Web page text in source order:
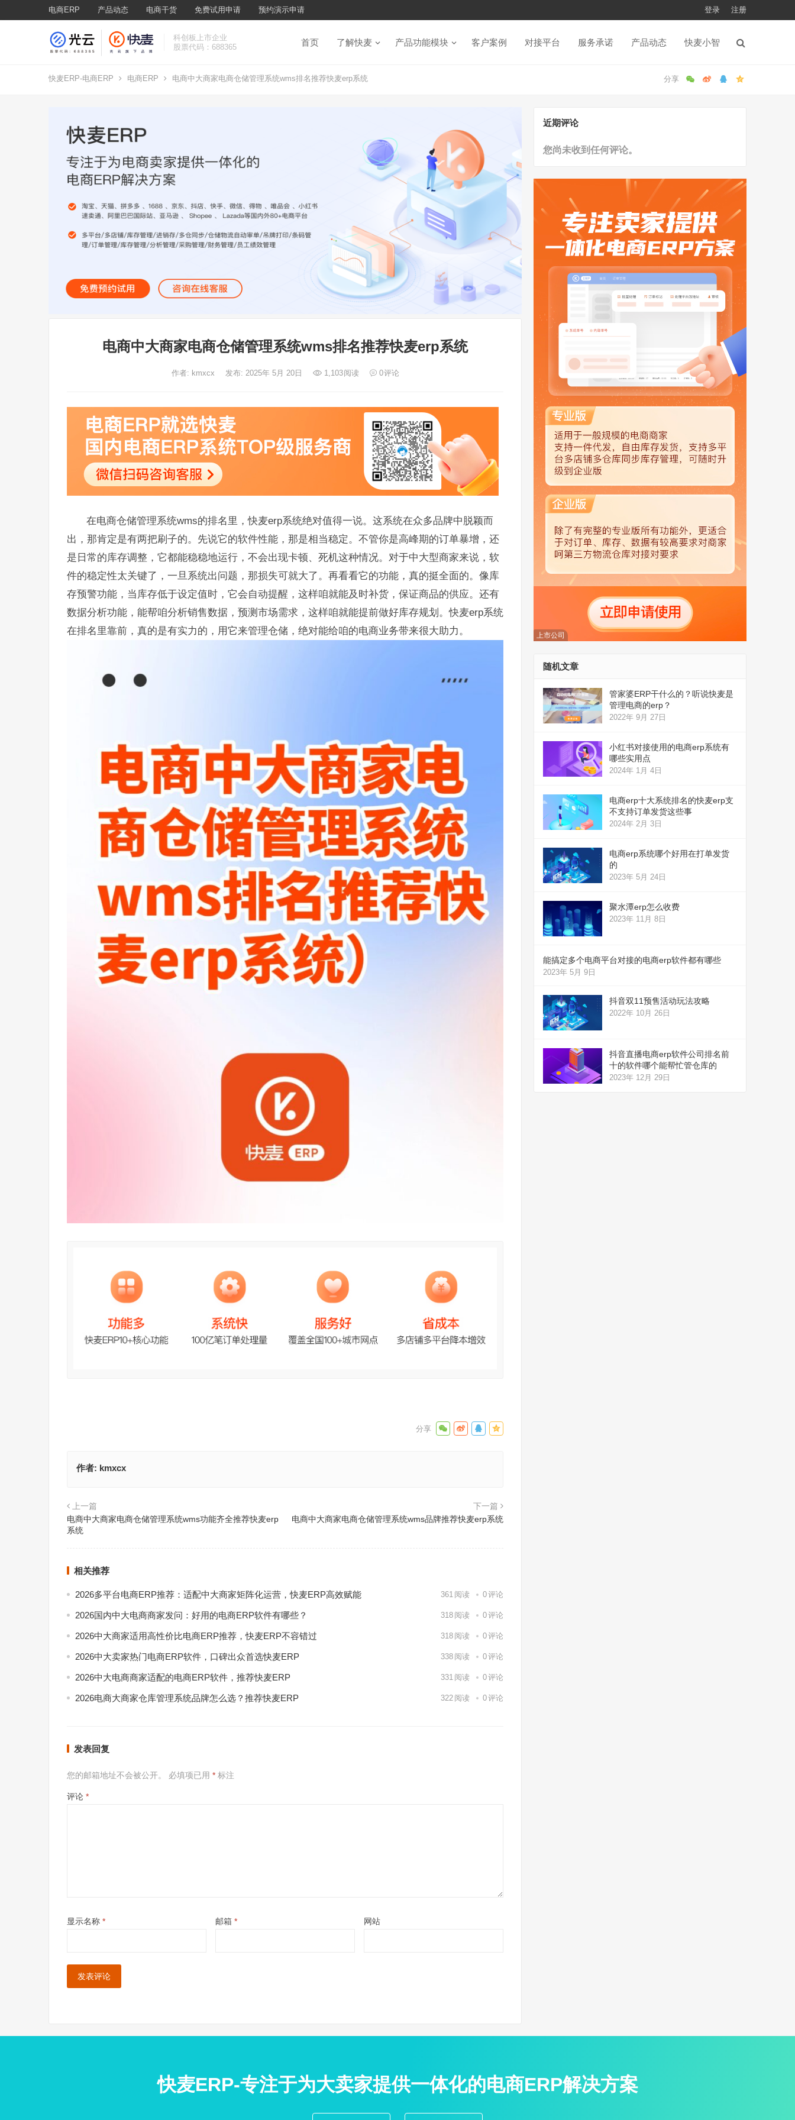
电商ERP 产品动态 电商干货 免费试用申请 预约演示申请 登录 注册
科创板上市企业
股票代码：688365
首页 了解快麦 产品功能模块 客户案例 对接平台 服务承诺 产品动态 快麦小智
快麦ERP-电商ERP 电商ERP 电商中大商家电商仓储管理系统wms排名推荐快麦erp系统
电商中大商家电商仓储管理系统wms排名推荐快麦erp系统
作者: kmxcx 发布: 2025年 5月 20日 1,103阅读 0评论
在电商仓储管理系统wms的排名里，快麦erp系统绝对值得一说。这系统在众多品牌中脱颖而
出，那肯定是有两把刷子的。先说它的软件性能，那是相当稳定。不管你是高峰期的订单暴增，还
是日常的库存调整，它都能稳稳地运行，不会出现卡顿、死机这种情况。对于中大型商家来说，软
件的稳定性太关键了，一旦系统出问题，那损失可就大了。再看看它的功能，真的挺全面的。像库
存预警功能，当库存低于设定值时，它会自动提醒，这样咱就能及时补货，保证商品的供应。还有
数据分析功能，能帮咱分析销售数据，预测市场需求，这样咱就能提前做好库存规划。快麦erp系统
在排名里靠前，真的是有实力的，用它来管理仓储，绝对能给咱的电商业务带来很大助力。
作者: kmxcx
上一篇
电商中大商家电商仓储管理系统wms功能齐全推荐快麦erp
系统
下一篇
电商中大商家电商仓储管理系统wms品牌推荐快麦erp系统
相关推荐
2026多平台电商ERP推荐：适配中大商家矩阵化运营，快麦ERP高效赋能 361 阅读 0评论
2026国内中大电商商家发问：好用的电商ERP软件有哪些？ 318 阅读 0评论
2026中大商家适用高性价比电商ERP推荐，快麦ERP不容错过 318 阅读 0评论
2026中大卖家热门电商ERP软件，口碑出众首选快麦ERP 338 阅读 0评论
2026中大电商商家适配的电商ERP软件，推荐快麦ERP 331 阅读 0评论
2026电商大商家仓库管理系统品牌怎么选？推荐快麦ERP 322 阅读 0评论
发表回复
您的邮箱地址不会被公开。 必填项已用 * 标注
评论 *
显示名称 * 邮箱 * 网站
近期评论
您尚未收到任何评论。
上市公司
随机文章
管家婆ERP干什么的？听说快麦是
管理电商的erp？
2022年 9月 27日
小红书对接使用的电商erp系统有
哪些实用点
2024年 1月 4日
电商erp十大系统排名的快麦erp支
不支持订单发货这些事
2024年 2月 3日
电商erp系统哪个好用在打单发货
的
2023年 5月 24日
聚水潭erp怎么收费
2023年 11月 8日
能搞定多个电商平台对接的电商erp软件都有哪些
2023年 5月 9日
抖音双11预售活动玩法攻略
2022年 10月 26日
抖音直播电商erp软件公司排名前
十的软件哪个能帮忙管仓库的
2023年 12月 29日
快麦ERP-专注于为大卖家提供一体化的电商ERP解决方案